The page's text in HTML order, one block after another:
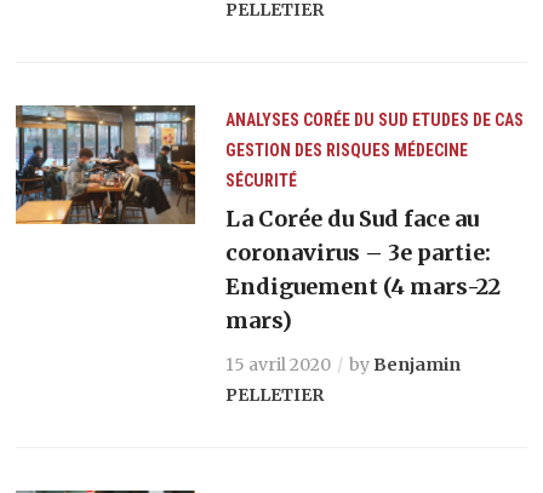
PELLETIER
ANALYSES CORÉE DU SUD ETUDES DE CAS
GESTION DES RISQUES MÉDECINE
SÉCURITÉ
La Corée du Sud face au
coronavirus – 3e partie:
Endiguement (4 mars-22
mars)
15 avril 2020 by Benjamin
PELLETIER